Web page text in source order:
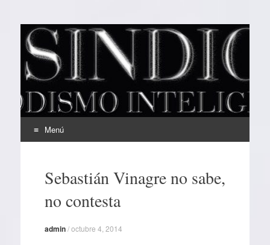
EL SINDICAL
Periodismo Inteligente
Menú
contenidoSebastián Vinagre no sabe,
no contesta
admin/octubre 4, 2014